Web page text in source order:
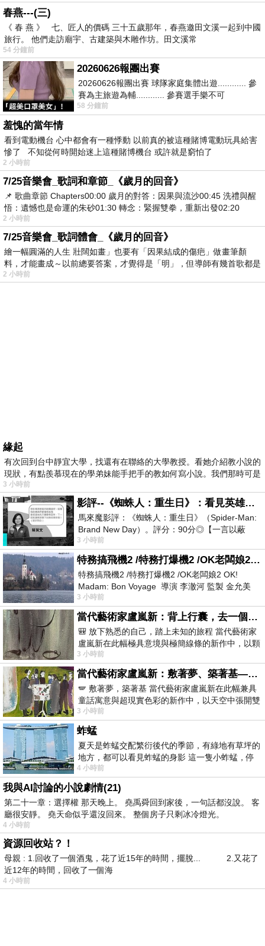
春燕---(三)
《 春 燕 》 七、匠人的價碼 三十五歲那年，春燕邀田文溪一起到中國
旅行。 他們走訪廟宇、古建築與木雕作坊。田文溪常
54 分鐘前
20260626報團出賽
20260626報團出賽 球隊家庭集體出遊............ 參
賽為主旅遊為輔............ 參賽選手樂不可
支............ 賽前旅遊
58 分鐘前
羞愧的當年情
看到電動機台 心中都會有一種悸動 以前真的被這種賭博電動玩具給害
慘了 不知從何時開始迷上這種賭博機台 或許就是窮怕了
2 小時前
7/25音樂會_歌詞和章節_《歲月的回音》
📌 歌曲章節 Chapters00:00​ 歲月的對答：因果與流沙00:45​ 洗禮與醒
悟：遺憾也是命運的朱砂01:30​ 轉念：緊握雙拳，重新出發02:20
2 小時前
7/25音樂會_歌詞體會_《歲月的回音》
繪一幅圓滿的人生 壯闊如畫」也要有「因果結成的傷疤」做畫筆顏
料，才能畫成～以前總要答案，才覺得是「明」，但導師有幾首歌都是
在教
2 小時前
緣起
有次回到台中靜宜大學，找還有在聯絡的大學教授。看她介紹教小說的
現狀，有點羨慕現在的學弟妹能手把手的教如何寫小說。我們那時可是
3 小時前
影評--《蜘蛛人：重生日》：看見英雄的孤獨與重生
馬來魔影評：《蜘蛛人：重生日》（Spider-Man:
Brand New Day）。評分：90分◎【一言以蔽
之】：一個失去一切的英雄，學會放下孤獨、
3 小時前
特務搞飛機2 /特務打爆機2 /OK老闆娘2 OK! Madam: Bon Voyage
特務搞飛機2 /特務打爆機2 /OK老闆娘2 OK!
Madam: Bon Voyage 導演 李澈河 監製 金允美
劇本 申鉉成 主演 嚴正化 朴誠雄
3 小時前
當代藝術家盧嵐新：背上行囊，去一個沒有人認識你的地方——看風景，也遇見渴望出發的自己
🎒 放下熟悉的自己，踏上未知的旅程 當代藝術家
盧嵐新在此幅極具意境與極簡線條的新作中，以顆
粒感豐富的灰綠粗糙背景，搭配凝練且具
3 小時前
當代藝術家盧嵐新：敷著夢、築著基——讓筆觸成為存在過的證據，將相遇的溫度熔鑄成新的模樣
🪽 敷著夢，築著基 當代藝術家盧嵐新在此幅兼具
童話寓意與超現實色彩的新作中，以天空中張開雙
翼的神聖形象與地面上聚集的人群對話，
3 小時前
蚱蜢
夏天是蚱蜢交配繁衍後代的季節，有綠地有草坪的
地方，都可以看見蚱蜢的身影 這一隻小蚱蜢，停
在車頂上，怎麼樣小心驅趕，都無動
4 小時前
我與AI討論的小說劇情(21)
第二十一章：選擇權 那天晚上。 堯禹舜回到家後，一句話都沒說。 客
廳很安靜。 堯天命似乎還沒回來。 整個房子只剩冰冷燈光。
4 小時前
資源回收站？！
母親 : 1.回收了一個酒鬼，花了近15年的時間，擺脫... 2.又花了
近12年的時間，回收了一個海
4 小時前